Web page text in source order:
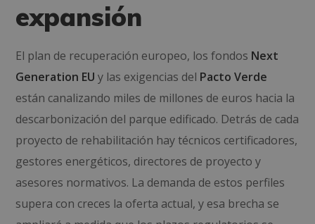
expansión
El plan de recuperación europeo, los fondos Next
Generation EU y las exigencias del Pacto Verde
están canalizando miles de millones de euros hacia la
descarbonización del parque edificado. Detrás de cada
proyecto de rehabilitación hay técnicos certificadores,
gestores energéticos, directores de proyecto y
asesores normativos. La demanda de estos perfiles
supera con creces la oferta actual, y esa brecha se